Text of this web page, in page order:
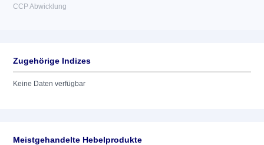
CCP Abwicklung
Zugehörige Indizes
Keine Daten verfügbar
Meistgehandelte Hebelprodukte